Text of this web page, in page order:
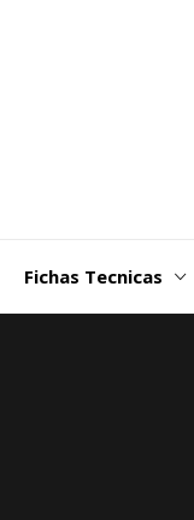
Fichas Tecnicas